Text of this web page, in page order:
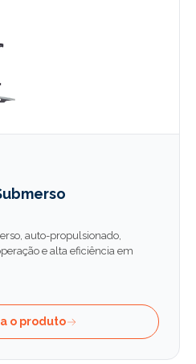
auto-propulsionado,
e alta eficiência em
o produto